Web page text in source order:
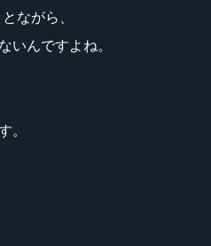
ながら、
いんですよね。
。